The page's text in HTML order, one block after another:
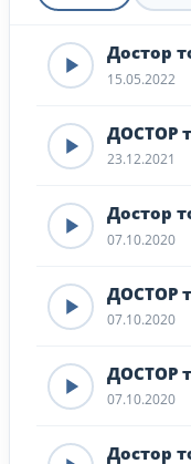
Достор
15.05.2022
ДОСТОР
23.12.2021
Достор
07.10.2020
ДОСТОР
07.10.2020
ДОСТОР
07.10.2020
Достор